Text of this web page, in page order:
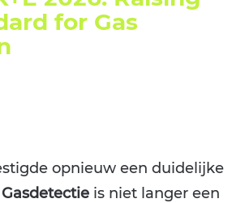
for Gas
opnieuw een duidelijke
Gasdetectie is niet langer een